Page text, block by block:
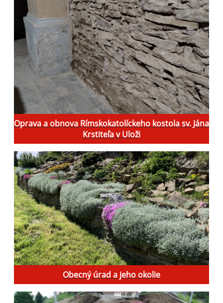
Oprava a obnova Rímskokatolíckeho kostola sv. Jána
Krstiteľa v Uloži
Obecný úrad a jeho okolie